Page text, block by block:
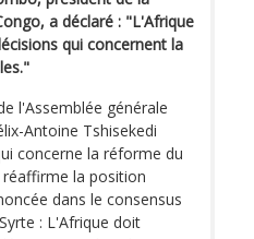
a déclaré : "L'Afrique
qui concernent la
l'Assemblée générale
Antoine Tshisekedi
concerne la réforme du
la position
dans le consensus
: L'Afrique doit